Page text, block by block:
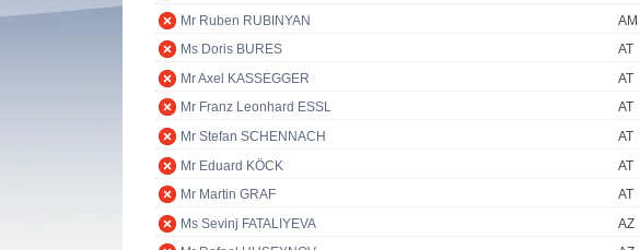
Mr Ruben RUBINYAN
AM
Ms Doris BURES
AT
Mr Axel KASSEGGER
AT
Mr Franz Leonhard ESSL
AT
Mr Stefan SCHENNACH
AT
Mr Eduard KÖCK
AT
Mr Martin GRAF
AT
Ms Sevinj FATALIYEVA
AZ